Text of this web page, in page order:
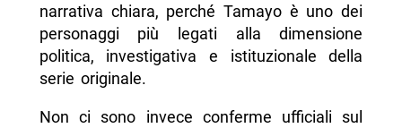
narrativa chiara, perché Tamayo è uno dei
personaggi più legati alla dimensione
politica, investigativa e istituzionale della
serie originale.
Non ci sono invece conferme ufficiali sul